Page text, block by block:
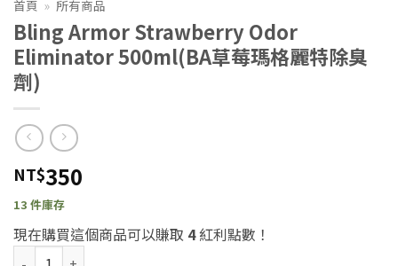
首頁 » 所有商品
Bling Armor Strawberry Odor
Eliminator 500ml(BA草莓瑪格麗特除臭
劑)
NT$350
13 件庫存
現在購買這個商品可以賺取 4紅利點數！
Bling Armor Strawberry Odor Eliminator 500ml(BA草莓瑪格麗